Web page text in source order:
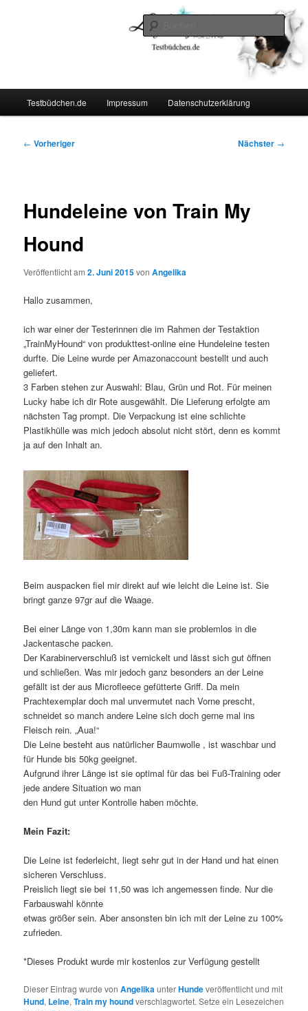
Testbüdchen.de Impressum Datenschutzerklärung
Beitragsnavigation
← Vorheriger Nächster →
Hundeleine von Train My
Hound
Veröffentlicht am2. Juni 2015vonAngelika
Hallo zusammen,
ich war einer der Testerinnen die im Rahmen der Testaktion
„TrainMyHound“ von produkttest-online eine Hundeleine testen
durfte. Die Leine wurde per Amazonaccount bestellt und auch
geliefert.
3 Farben stehen zur Auswahl: Blau, Grün und Rot. Für meinen
Lucky habe ich dir Rote ausgewählt. Die Lieferung erfolgte am
nächsten Tag prompt. Die Verpackung ist eine schlichte
Plastikhülle was mich jedoch absolut nicht stört, denn es kommt
ja auf den Inhalt an.
Beim auspacken fiel mir direkt auf wie leicht die Leine ist. Sie
bringt ganze 97gr auf die Waage.
Bei einer Länge von 1,30m kann man sie problemlos in die
Jackentasche packen.
Der Karabinerverschluß ist vernickelt und lässt sich gut öffnen
und schließen. Was mir jedoch ganz besonders an der Leine
gefällt ist der aus Microfleece gefütterte Griff. Da mein
Prachtexemplar doch mal unvermutet nach Vorne prescht,
schneidet so manch andere Leine sich doch gerne mal ins
Fleisch rein. „Aua!“
Die Leine besteht aus natürlicher Baumwolle , ist waschbar und
für Hunde bis 50kg geeignet.
Aufgrund ihrer Länge ist sie optimal für das bei Fuß-Training oder
jede andere Situation wo man
den Hund gut unter Kontrolle haben möchte.
Mein Fazit:
Die Leine ist federleicht, liegt sehr gut in der Hand und hat einen
sicheren Verschluss.
Preislich liegt sie bei 11,50 was ich angemessen finde. Nur die
Farbauswahl könnte
etwas größer sein. Aber ansonsten bin ich mit der Leine zu 100%
zufrieden.
*Dieses Produkt wurde mir kostenlos zur Verfügung gestellt
Dieser Eintrag wurde vonAngelikaunterHundeveröffentlicht und mit
Hund, Leine,Train my houndverschlagwortet. Setze ein Lesezeichen